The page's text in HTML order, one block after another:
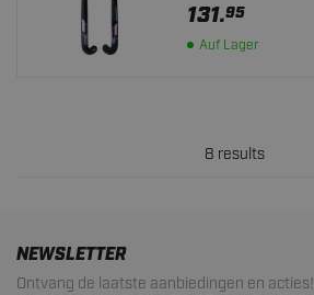
131.95
Auf Lager
8 results
NEWSLETTER
Ontvang de laatste aanbiedingen en acties!